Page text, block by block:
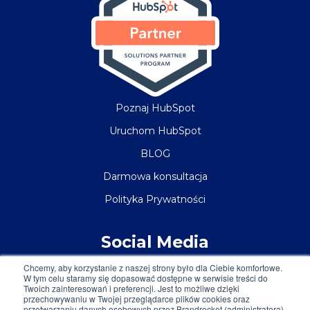
Chcemy, aby korzystanie z naszej strony było dla Ciebie komfortowe.
W tym celu staramy się dopasować dostępne w serwisie treści do
Twoich zainteresowań i preferencji. Jest to możliwe dzięki
przechowywaniu w Twojej przeglądarce plików cookies oraz
Poznaj HubSpot
Uruchom HubSpot
BLOG
Darmowa konsultacja
Polityka Prywatności
Social Media